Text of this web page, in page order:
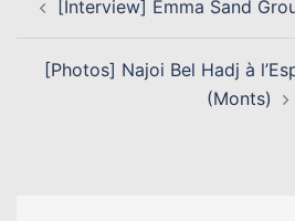
D’ARTICLE
[Interview] Emma Sand
[Photos] Najoi Bel Hadj à
(Monts)